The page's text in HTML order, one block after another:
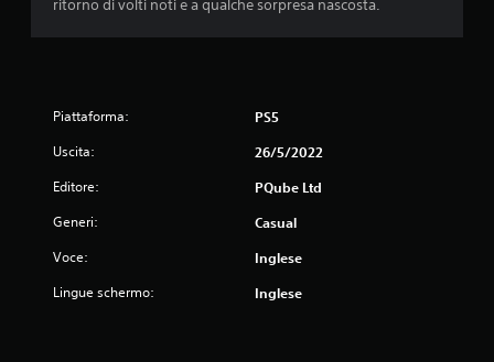
ritorno di volti noti e a qualche sorpresa nascosta.
Piattaforma: PS5
Uscita: 26/5/2022
Editore: PQube Ltd
Generi: Casual
Voce: Inglese
Lingue schermo: Inglese